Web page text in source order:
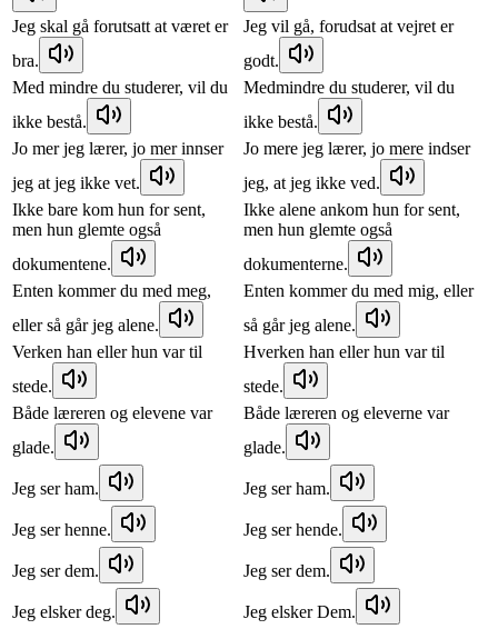
Jeg skal gå forutsatt at været er
bra.
Jeg vil gå, forudsat at vejret er
godt.
Med mindre du studerer, vil du
ikke bestå.
Medmindre du studerer, vil du
ikke bestå.
Jo mer jeg lærer, jo mer innser
jeg at jeg ikke vet.
Jo mere jeg lærer, jo mere indser
jeg, at jeg ikke ved.
Ikke bare kom hun for sent,
men hun glemte også
dokumentene.
Ikke alene ankom hun for sent,
men hun glemte også
dokumenterne.
Enten kommer du med meg,
eller så går jeg alene.
Enten kommer du med mig, eller
så går jeg alene.
Verken han eller hun var til
stede.
Hverken han eller hun var til
stede.
Både læreren og elevene var
glade.
Både læreren og eleverne var
glade.
Jeg ser ham. Jeg ser ham.
Jeg ser henne. Jeg ser hende.
Jeg ser dem. Jeg ser dem.
Jeg elsker deg. Jeg elsker Dem.